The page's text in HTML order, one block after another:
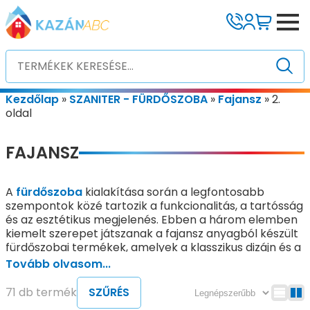
Kezdőlap » SZANITER - FÜRDŐSZOBA » Fajansz »2.
oldal
FAJANSZ
A fürdőszoba kialakítása során a legfontosabb
szempontok közé tartozik a funkcionalitás, a tartósság
és az esztétikus megjelenés. Ebben a három elemben
kiemelt szerepet játszanak a fajansz anyagból készült
fürdőszobai termékek, amelyek a klasszikus dizájn és a
modern technológia ötvözetei.
A fajansz — mely alapvetően egy speciális kerámia
típus — a fürdőszobai szanitereknél egyaránt
Tovább olvasom...
71 db termék
SZŰRÉS